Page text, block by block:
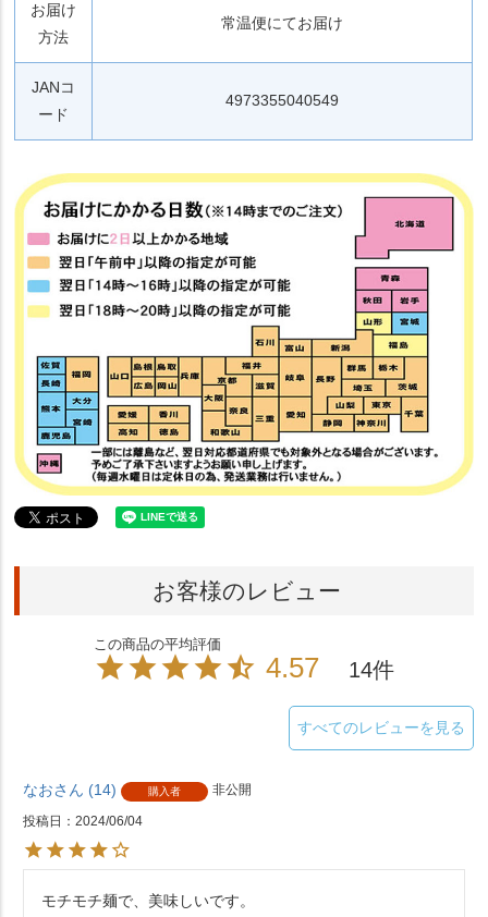
お届け
方法
常温便にてお届け
JANコ
ード
4973355040549
お客様のレビュー
4.57 14
すべてのレビューを見る
なお 14 購入者 非公開
投稿日 2024/06/04
モチモチ麺で、美味しいです。